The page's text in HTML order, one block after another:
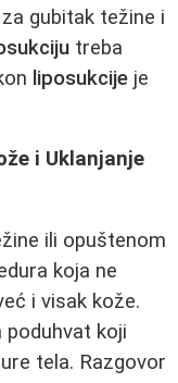
gubitak težine i
treba
liposukcije je
i Uklanjanje
ili opuštenom
koja ne
i visak kože.
poduhvat koji
tela. Razgovor